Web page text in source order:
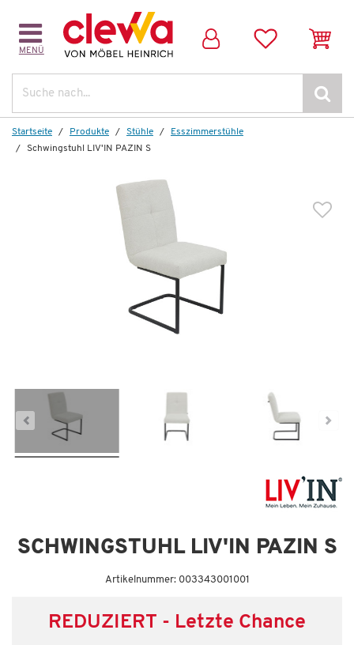
MENÜ
Startseite Produkte Stühle
Esszimmerstühle
Schwingstuhl LIV'IN PAZIN S
SCHWINGSTUHL LIV'IN PAZIN S
Artikelnummer: 003343001001
REDUZIERT - Letzte Chance